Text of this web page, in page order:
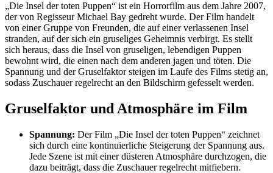
„Die Insel der toten Puppen“ ist ein Horrorfilm aus dem Jahre 2007,
der von Regisseur Michael Bay gedreht wurde. Der Film handelt
von einer Gruppe von Freunden, die auf einer verlassenen Insel
stranden, auf der sich ein gruseliges Geheimnis verbirgt. Es stellt
sich heraus, dass die Insel von gruseligen, lebendigen Puppen
bewohnt wird, die einen nach dem anderen jagen und töten. Die
Spannung und der Gruselfaktor steigen im Laufe des Films stetig an,
sodass Zuschauer regelrecht an den Bildschirm gefesselt werden.
Gruselfaktor und Atmosphäre im Film
Spannung: Der Film „Die Insel der toten Puppen“ zeichnet
sich durch eine kontinuierliche Steigerung der Spannung aus.
Jede Szene ist mit einer düsteren Atmosphäre durchzogen, die
dazu beiträgt, dass die Zuschauer regelrecht mitfiebern.